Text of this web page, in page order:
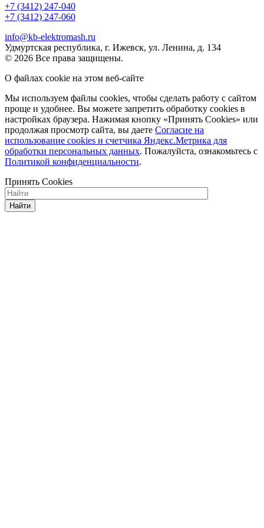
+7 (3412) 247-040
+7 (3412) 247-060
info@kb-elektromash.ru
Удмуртская республика, г. Ижевск, ул. Ленина, д. 134
© 2026 Все права защищены.
О файлах cookie на этом веб-сайте
Мы используем файлы cookies, чтобы сделать работу с сайтом
проще и удобнее. Вы можете запретить обработку сookies в
настройках браузера. Нажимая кнопку «Принять Cookies» или
продолжая просмотр сайта, вы даете Cогласие на
использование cookies и счетчика Яндекс.Метрика для
обработки персональных данных. Пожалуйста, ознакомьтесь с
Политикой конфиденциальности.
Принять Cookies
Найти